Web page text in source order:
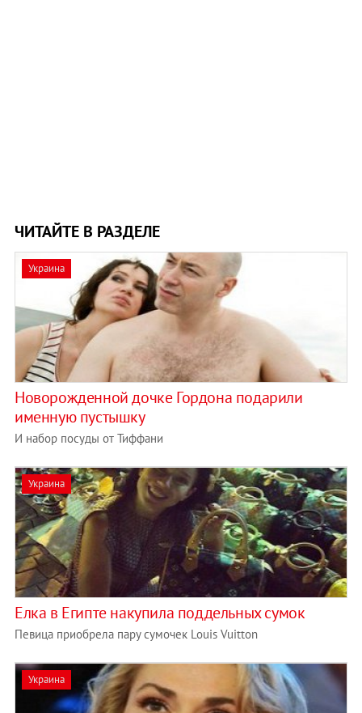
ЧИТАЙТЕ В РАЗДЕЛЕ
Украина
Новорожденной дочке Гордона подарили
именную пустышку
И набор посуды от Тиффани
Украина
Елка в Египте накупила поддельных сумок
Певица приобрела пару сумочек Louis Vuitton
Украина